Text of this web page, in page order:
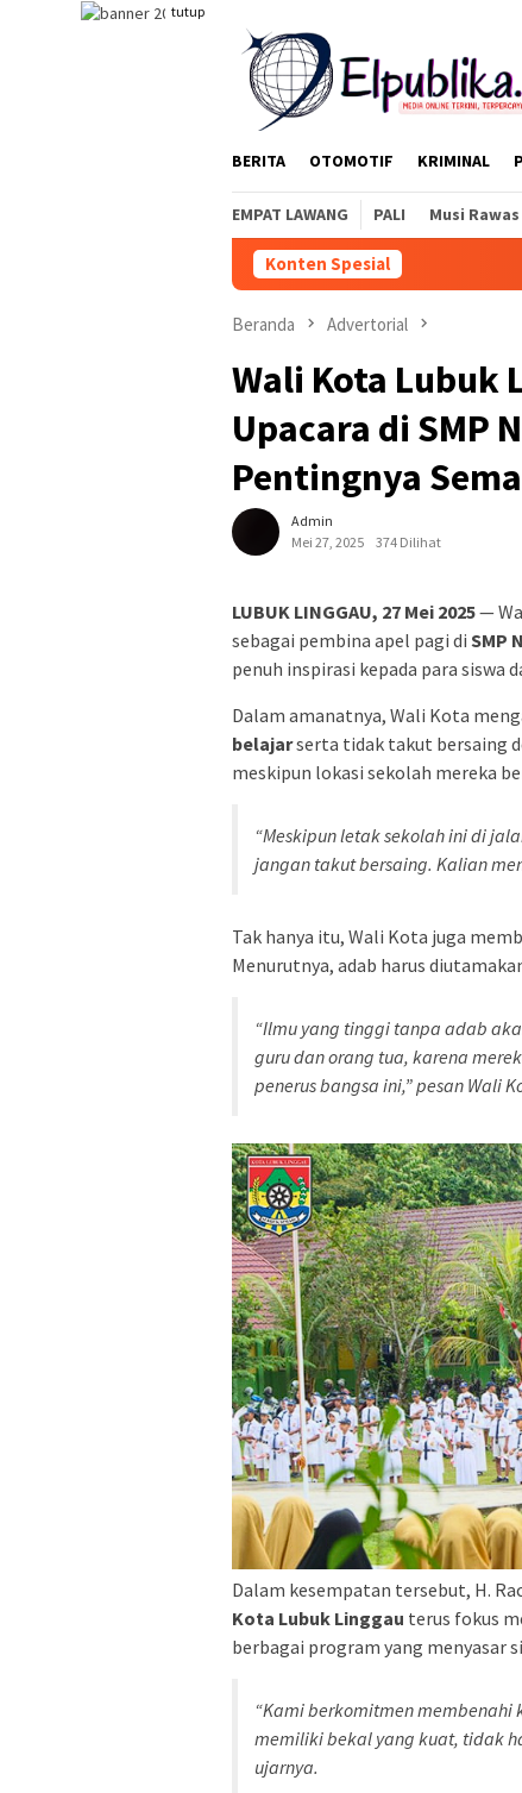
tutup
BERITA OTOMOTIF KRIMINAL
EMPAT LAWANG PALI Musi
Konten Spesial
Beranda Advertorial
Wali Kota Lubuk
Upacara di SMP
Pentingnya
Admin
Mei 27, 2025
374 Dilihat
LUBUK LINGGAU, 27 Mei 2025—
sebagai pembina apel pagi di SMP
penuh inspirasi kepada para siswa
Dalam amanatnya, Wali Kota
belajarserta tidak takut bersaing
meskipun lokasi sekolah mereka
“Meskipun letak sekolah ini di
jangan takut bersaing. Kalian
Tak hanya itu, Wali Kota juga
Menurutnya, adab harus
“Ilmu yang tinggi tanpa adab
guru dan orang tua, karena
penerus bangsa ini,”pesan Wali
Dalam kesempatan tersebut, H.
Kota Lubuk Linggau terus fokus
berbagai program yang menyasar
“Kami berkomitmen
memiliki bekal yang kuat, tidak
ujarnya.